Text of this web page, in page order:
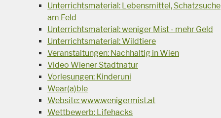
Unterrichtsmaterial: Lebensmittel, Schatzsuche
am Feld
Unterrichtsmaterial: weniger Mist - mehr Geld
Unterrichtsmaterial: Wildtiere
Veranstaltungen: Nachhaltig in Wien
Video Wiener Stadtnatur
Vorlesungen: Kinderuni
Wear(a)ble
Website: www.wenigermist.at
Wettbewerb: Lifehacks